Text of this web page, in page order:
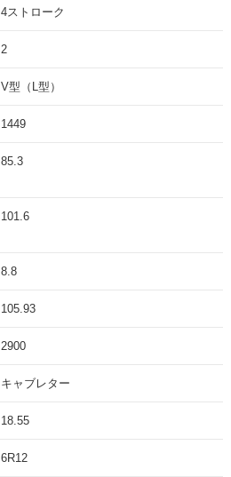
4ストローク
2
V型（L型）
1449
85.3
101.6
8.8
105.93
2900
キャブレター
18.55
6R12